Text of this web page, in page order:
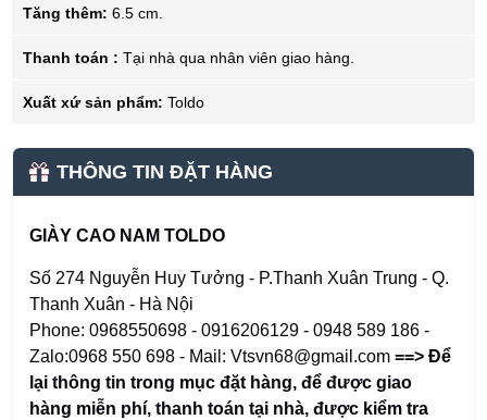
Tăng thêm: 6.5 cm.
Thanh toán : Tại nhà qua nhân viên giao hàng.
Xuất xứ sản phẩm: Toldo
THÔNG TIN ĐẶT HÀNG
GIÀY CAO NAM TOLDO
Số 274 Nguyễn Huy Tưởng - P.Thanh Xuân Trung - Q.
Thanh Xuân - Hà Nội
Phone: 0968550698 - 0916206129 - 0948 589 186 -
Zalo:0968 550 698 - Mail: Vtsvn68@gmail.com==> Để
lại thông tin trong mục đặt hàng,để được giao
hàng miễn phí, thanh toán tại nhà, được kiểm tra